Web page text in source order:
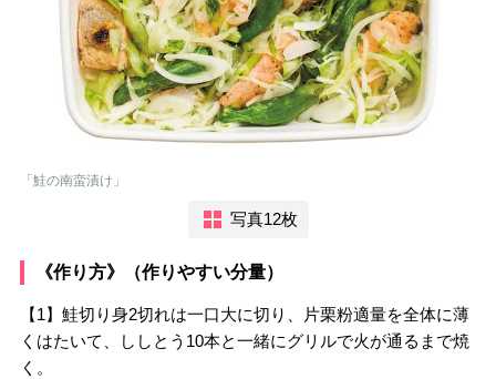
「鮭の南蛮漬け」
写真12枚
《作り方》（作りやすい分量）
【1】鮭切り身2切れは一口大に切り、片栗粉適量を全体に薄
くはたいて、ししとう10本と一緒にグリルで火が通るまで焼
く。